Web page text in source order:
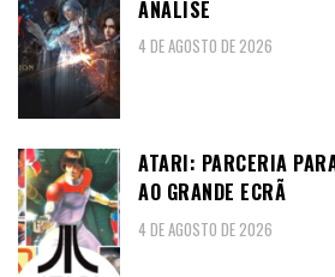
ANÁLISE
4 DE AGOSTO DE 2026
ATARI: PARCERIA
AO GRANDE ECRÃ
4 DE AGOSTO DE 2026